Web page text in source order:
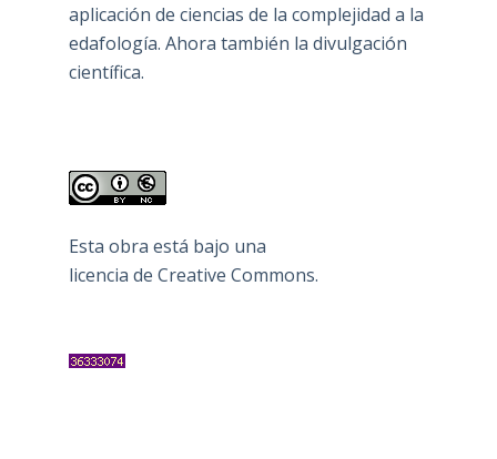
aplicación de ciencias de la complejidad a la
edafología. Ahora también la divulgación
científica.
Esta obra está bajo una
licencia de Creative Commons.